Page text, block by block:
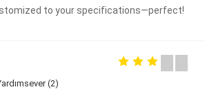
to your specifications—perfect!
(2)